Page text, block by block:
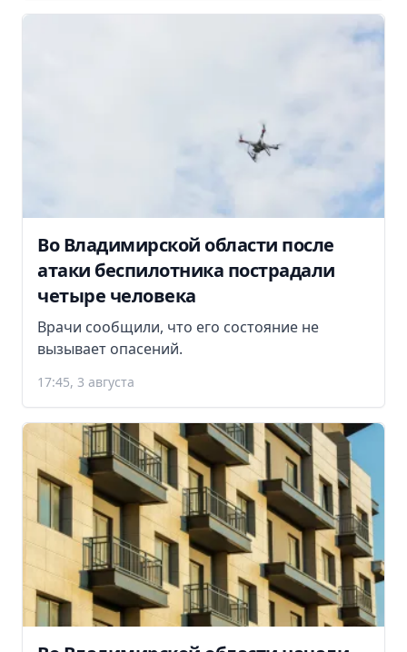
Во Владимирской области после
атаки беспилотника пострадали
четыре человека
Врачи сообщили, что его состояние не
вызывает опасений.
17:45, 3 августа